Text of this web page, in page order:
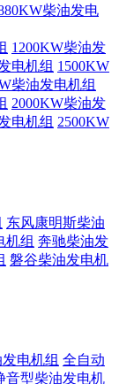
柴油发电
1200KW柴油发
电机组 1500KW
柴油发电机组
2000KW柴油发
电机组 2500KW
东风康明斯柴油
机组 奔驰柴油发
磐谷柴油发电机
电机组 全自动
音型柴油发电机